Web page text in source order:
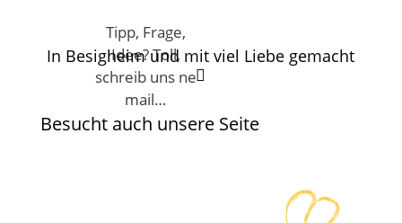
Tipp, Frage,
Idee? Toll,
schreib uns ne
mail…
In Besigheim und mit viel Liebe gemacht

Besucht auch unsere Seite